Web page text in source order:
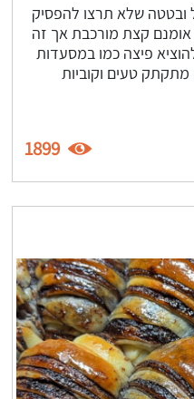
שלא תרצו להפסיק
קצת מורכבת אך זה
פיצה כמו במסעדות
טעים וקוביות
1899